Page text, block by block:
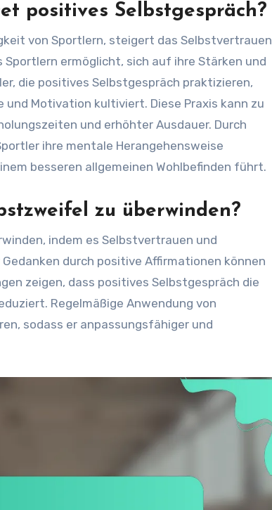
positives Selbstgespräch?
von Sportlern, steigert das Selbstvertrauen
ermöglicht, sich auf ihre Stärken und
die positives Selbstgespräch praktizieren,
und Motivation kultiviert. Diese Praxis kann zu
und erhöhter Ausdauer. Durch
ihre mentale Herangehensweise
besseren allgemeinen Wohlbefinden führt.
zu überwinden?
indem es Selbstvertrauen und
durch positive Affirmationen können
zeigen, dass positives Selbstgespräch die
Regelmäßige Anwendung von
sodass er anpassungsfähiger und